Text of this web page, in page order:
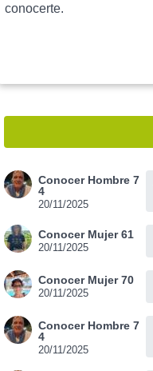
conocerte.
Conocer Hombre 7
4
20/11/2025
Conocer Mujer 61
20/11/2025
Conocer Mujer 70
20/11/2025
Conocer Hombre 7
4
20/11/2025